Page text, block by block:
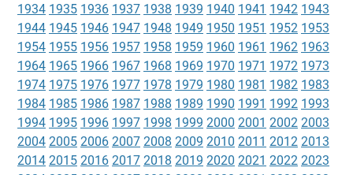
1934 1935 1936 1937 1938 1939 1940 1941 1942 1943
1944 1945 1946 1947 1948 1949 1950 1951 1952 1953
1954 1955 1956 1957 1958 1959 1960 1961 1962 1963
1964 1965 1966 1967 1968 1969 1970 1971 1972 1973
1974 1975 1976 1977 1978 1979 1980 1981 1982 1983
1984 1985 1986 1987 1988 1989 1990 1991 1992 1993
1994 1995 1996 1997 1998 1999 2000 2001 2002 2003
2004 2005 2006 2007 2008 2009 2010 2011 2012 2013
2014 2015 2016 2017 2018 2019 2020 2021 2022 2023